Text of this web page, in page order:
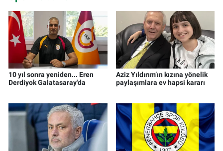
10 yıl sonra yeniden... Eren
Derdiyok Galatasaray'da
Aziz Yıldırım’ın kızına yönelik
paylaşımlara ev hapsi kararı